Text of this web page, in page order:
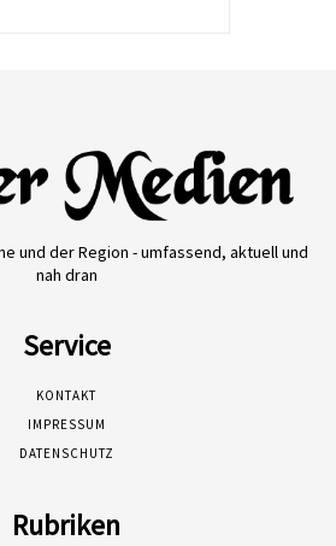
und der Region - umfassend, aktuell und
nah dran
Service
KONTAKT
IMPRESSUM
DATENSCHUTZ
Rubriken